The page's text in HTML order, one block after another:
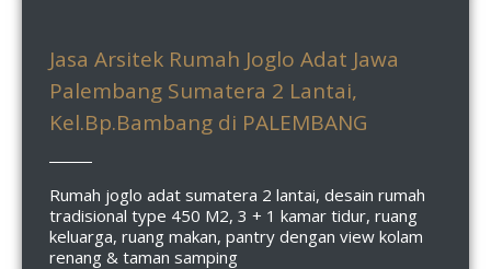
Jasa Arsitek Rumah Joglo Adat Jawa
Palembang Sumatera 2 Lantai,
Kel.Bp.Bambang di PALEMBANG
Rumah joglo adat sumatera 2 lantai, desain rumah
tradisional type 450 M2, 3 + 1 kamar tidur, ruang
keluarga, ruang makan, pantry dengan view kolam
renang & taman samping